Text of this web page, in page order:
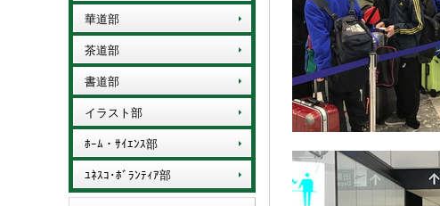
華道部
茶道部
書道部
イラスト部
ﾎｰﾑ・ｻｲｴﾝｽ部
ﾕﾈｽｺ･ﾎﾞﾗﾝﾃｨｱ部